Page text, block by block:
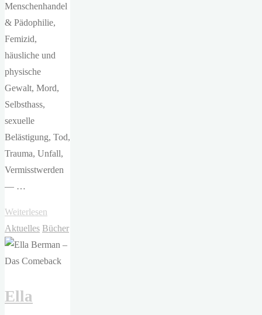
Menschenhandel
& Pädophilie,
Femizid,
häusliche und
physische
Gewalt, Mord,
Selbsthass,
sexuelle
Belästigung, Tod,
Trauma, Unfall,
Vermisstwerden
— …
Weiterlesen
Berman
–
Before
Aktuelles Bücher
Ella